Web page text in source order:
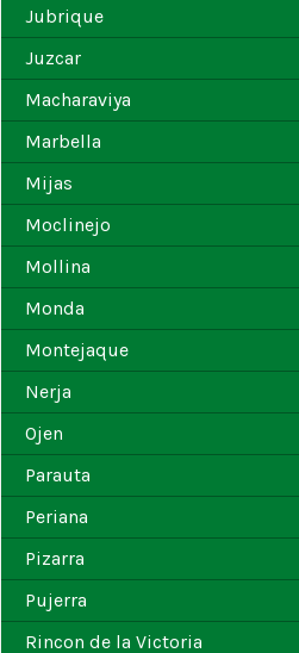
Jubrique
Juzcar
Macharaviya
Marbella
Mijas
Moclinejo
Mollina
Monda
Montejaque
Nerja
Ojen
Parauta
Periana
Pizarra
Pujerra
Rincon de la Victoria